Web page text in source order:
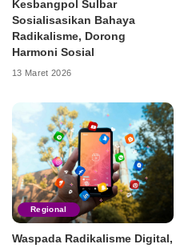
Kesbangpol Sulbar
Sosialisasikan Bahaya
Radikalisme, Dorong
Harmoni Sosial
13 Maret 2026
Regional
Waspada Radikalisme Digital,